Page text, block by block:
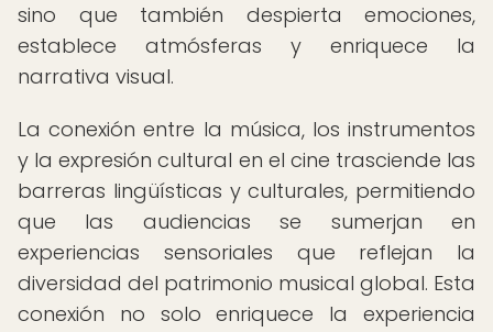
sino que también despierta emociones,
establece atmósferas y enriquece la
narrativa visual.
La conexión entre la música, los instrumentos
y la expresión cultural en el cine trasciende las
barreras lingüísticas y culturales, permitiendo
que las audiencias se sumerjan en
experiencias sensoriales que reflejan la
diversidad del patrimonio musical global. Esta
conexión no solo enriquece la experiencia